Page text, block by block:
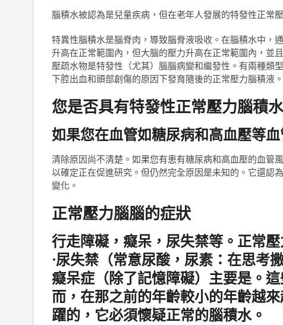
腦積水被認為是兒童疾病，但在老年人發展的特發性正常
特異性腦積水是腦脊肉，導致腦脊液吸收。在腦積水中，
升高在正常範圍內，但大腦的壓力升高在正常範圍內，
壓疏水物是特發性（尤其）腦腦病變和繼發性。有兩種類
下腔出血和頭部創傷的原因下發育隨後的正常壓力腦積液。
您是否具有特發性正常壓力腦積
如果您在血管如糖尿病和高血壓等
清除原因尚不清楚。如果您有患有糖尿病和高血壓的血管
以確定正在促進研究。但仍然完全原因是未知的。它還認
變化。
正常壓力腦腦的症狀
行走障礙，癡呆，尿失禁等。正常
·尿失禁（常意尿酸，尿素：在思考
癡呆症（除了記憶障礙）主要是。
而，在那之前的年齡較小的年齡越
躍的，它必須懷疑正常的腦積水。